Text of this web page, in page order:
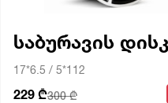
საბურავის
17*6.5 / 5*112
229 ₾300 ₾